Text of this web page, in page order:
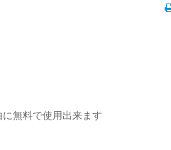
無料で使用出来ます